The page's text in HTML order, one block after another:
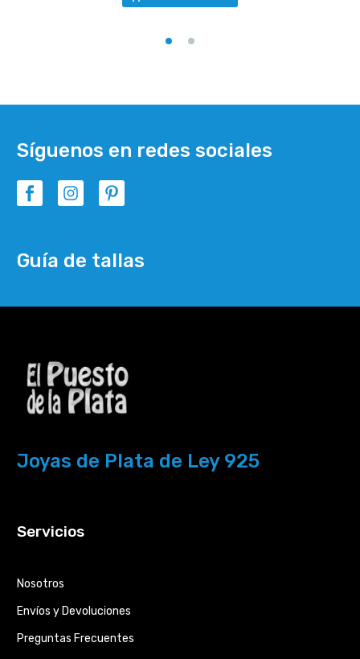
Síguenos en redes sociales
Guía de tallas
Joyas de Plata de Ley 925
Servicios
Nosotros
Envíos y Devoluciones
Preguntas Frecuentes